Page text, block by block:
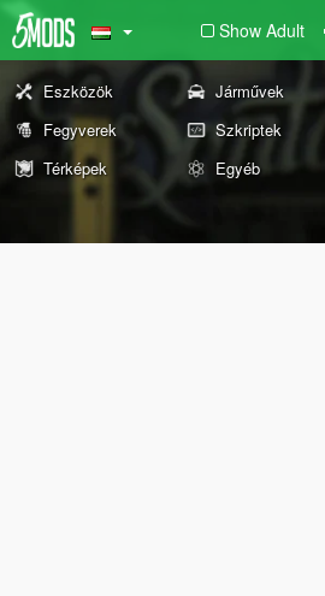
Show Adult
Eszközök Járművek
Fegyverek
Szkriptek
Térképek
Egyéb